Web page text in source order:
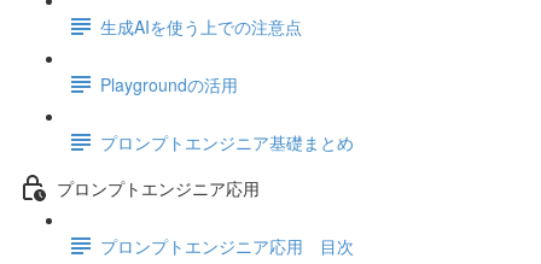
生成AIを使う上での注意点
Playgroundの活用
プロンプトエンジニア基礎まとめ
プロンプトエンジニア応用
プロンプトエンジニア応用 目次